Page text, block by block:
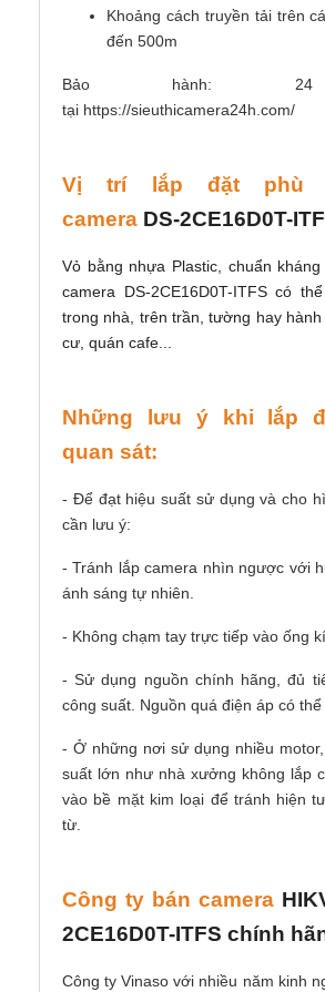
Khoảng cách truyền tải trên
đến 500m
Bảo hành: 24
tại https://sieuthicamera24h.com/
Vị trí lắp đặt phù
camera DS-2CE16D0T-
Vỏ bằng nhựa Plastic, chuẩn
camera DS-2CE16D0T-ITFS có
trong nhà, trên trần, tường hay
cư, quán cafe...
Những lưu ý khi lắp
quan sát:
- Để đạt hiệu suất sử dụng và cho
cần lưu ý:
- Tránh lắp camera nhìn ngược với
ánh sáng tự nhiên.
- Không chạm tay trực tiếp vào ống
- Sử dụng nguồn chính hãng, đủ
công suất. Nguồn quá điện áp có thể
- Ở những nơi sử dụng nhiều
suất lớn như nhà xưởng không lắp
vào bề mặt kim loại để tránh hiện
từ.
Công ty bán camera
2CE16D0T-ITFS chính
Công ty Vinaso với nhiều năm kinh